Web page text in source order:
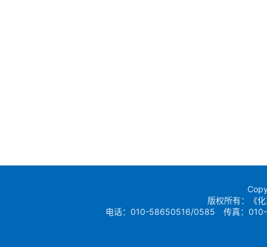
版权所有：《
电话：010-58650516/0585 传真：